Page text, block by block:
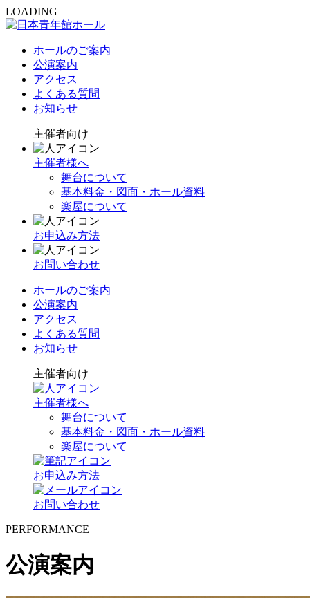
LOADING
ホールのご案内
公演案内
アクセス
よくある質問
お知らせ
主催者向け
主催者様へ
舞台について
基本料金・図面・ホール資料
楽屋について
お申込み方法
お問い合わせ
ホールのご案内
公演案内
アクセス
よくある質問
お知らせ
主催者向け
主催者様へ
舞台について
基本料金・図面・ホール資料
楽屋について
お申込み方法
お問い合わせ
PERFORMANCE
公演案内